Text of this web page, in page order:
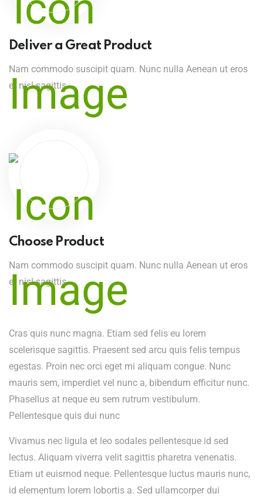
Deliver a Great Product
Nam commodo suscipit quam. Nunc nulla Aenean ut eros
et nisl sagittis
Choose Product
Nam commodo suscipit quam. Nunc nulla Aenean ut eros
et nisl sagittis
Cras quis nunc magna. Etiam sed felis eu lorem
scelerisque sagittis. Praesent sed arcu quis felis tempus
egestas. Proin nec orci eget mi aliquam congue. Nunc
mauris sem, imperdiet vel nunc a, bibendum efficitur nunc.
Phasellus at neque eu sem rutrum vestibulum.
Pellentesque quis dui nunc
Vivamus nec ligula et leo sodales pellentesque id sed
lectus. Aliquam viverra velit sagittis pharetra venenatis.
Etiam ut euismod neque. Pellentesque luctus mauris nunc,
id elementum lorem lobortis a. Sed ullamcorper dui